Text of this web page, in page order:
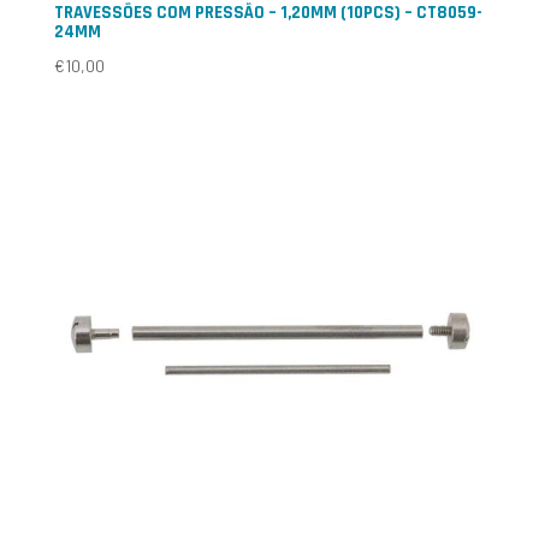
TRAVESSÕES COM PRESSÃO – 1,20MM (10PCS) – CT8059-
24MM
€10,00